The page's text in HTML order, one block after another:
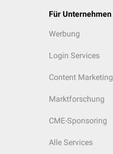
Für Unternehmen
Werbung
Login Services
Content Marketing
Marktforschung
CME-Sponsoring
Alle Services